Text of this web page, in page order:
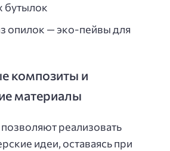
бутылок
опилок — эко-пейвы для
композиты и
материалы
реализовать
идеи, оставаясь при